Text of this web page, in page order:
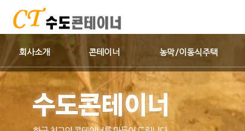
회사소개 콘테이너 농막/이동식주택